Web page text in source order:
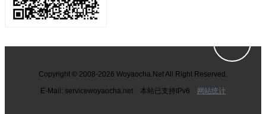
Copyright © 2008-2026 Woyaocha.Net All Right Reserved.
E-Mail: servicewoyaocha.net 本站已支持IPv6 网站统计